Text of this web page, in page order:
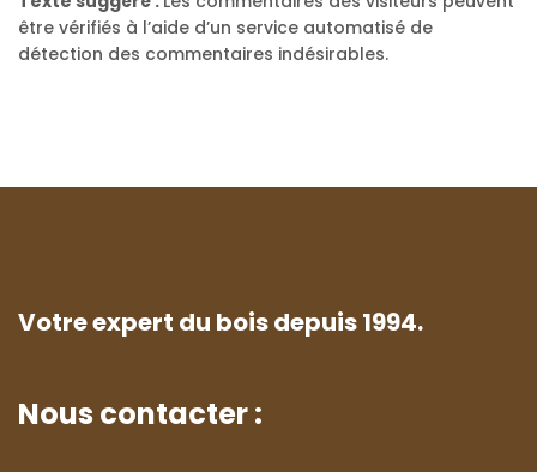
être vérifiés à l’aide d’un service automatisé de
détection des commentaires indésirables.
Votre expert du bois depuis 1994.
Nous contacter :